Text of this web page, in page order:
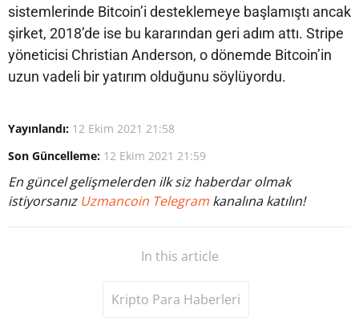
sistemlerinde Bitcoin’i desteklemeye başlamıştı ancak
şirket, 2018’de ise bu kararından geri adım attı. Stripe
yöneticisi Christian Anderson, o dönemde Bitcoin’in
uzun vadeli bir yatırım olduğunu söylüyordu.
Yayınlandı: 12 Ekim 2021 21:58
Son Güncelleme: 12 Ekim 2021 21:59
En güncel gelişmelerden ilk siz haberdar olmak
istiyorsanız Uzmancoin Telegram kanalına katılın!
In this article
Kripto Para Haberleri